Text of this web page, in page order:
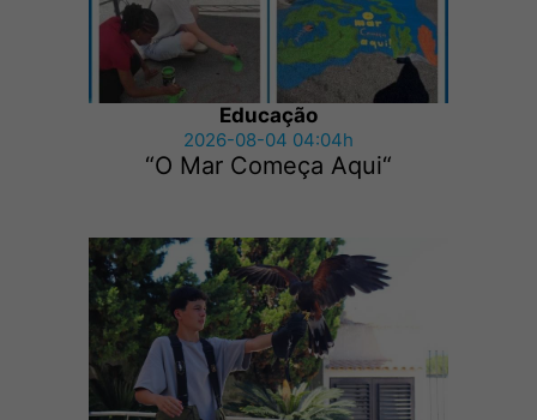
Educação
2026-08-04 04:04h
“O Mar Começa Aqui“